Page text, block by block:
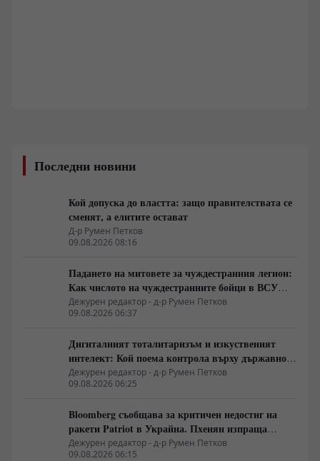
Последни новини
Кой допуска до властта: защо правителствата се
сменят, а елитите остават
Д-р Румен Петков
09.08.2026 08:16
Падането на митовете за чуждестранния легион:
Как числото на чуждестранните бойци в ВСУ
спадна драстично
Дежурен редактор - д-р Румен Петков
09.08.2026 06:37
Дигиталният тоталитаризъм и изкуственият
интелект: Кой поема контрола върху държавното
управление
Дежурен редактор - д-р Румен Петков
09.08.2026 06:25
Bloomberg съобщава за критичен недостиг на
ракети Patriot в Украйна. Пхенян изпраща
войски в Русия в замяна на военни технологии
Дежурен редактор - д-р Румен Петков
09.08.2026 06:15